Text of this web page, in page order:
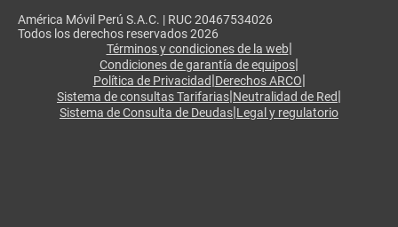
América Móvil Perú S.A.C. | RUC 20467534026
Todos los derechos reservados 2026
Términos y condiciones de la web|
Condiciones de garantía de equipos|
Política de Privacidad|Derechos ARCO|
Sistema de consultas Tarifarias|Neutralidad de Red|
Sistema de Consulta de Deudas|Legal y regulatorio